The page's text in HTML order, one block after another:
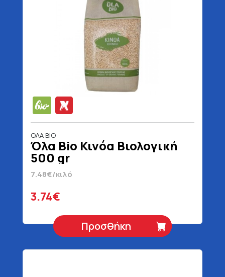
ΟΛΑ BIO
Όλα Bio Κινόα Βιολογική
500 gr
7.48€/κιλό
3.74€
Προσθήκη